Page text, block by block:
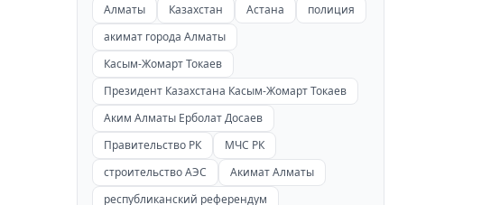
Алматы Казахстан Астана
полиция
акимат города Алматы
Касым-Жомарт Токаев
Президент Казахстана Касым-Жомарт Токаев
Аким Алматы Ерболат Досаев
Правительство РК
МЧС РК
строительство АЭС
Акимат Алматы
республиканский референдум